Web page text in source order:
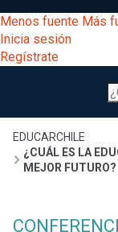
al
contenido
principal
Menú
Menos fuente Más
Inicia sesión
Regístrate
Buscar
Menú
Desarrollo
Expand
Gestión
curricular
EDUCARCHILE
¿CUÁL ES LA
MEJOR FUTURO?